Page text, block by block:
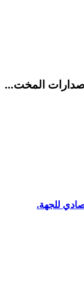
المخت...
للجهة.